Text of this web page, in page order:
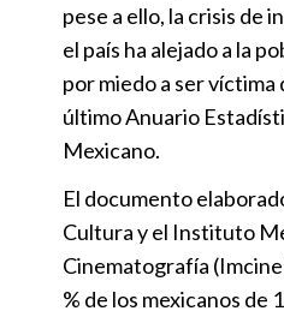
pese a ello, la crisis de
el país ha alejado a la
por miedo a ser víctima
último Anuario
Mexicano.
El documento
Cultura y el Instituto
Cinematografía
% de los mexicanos de